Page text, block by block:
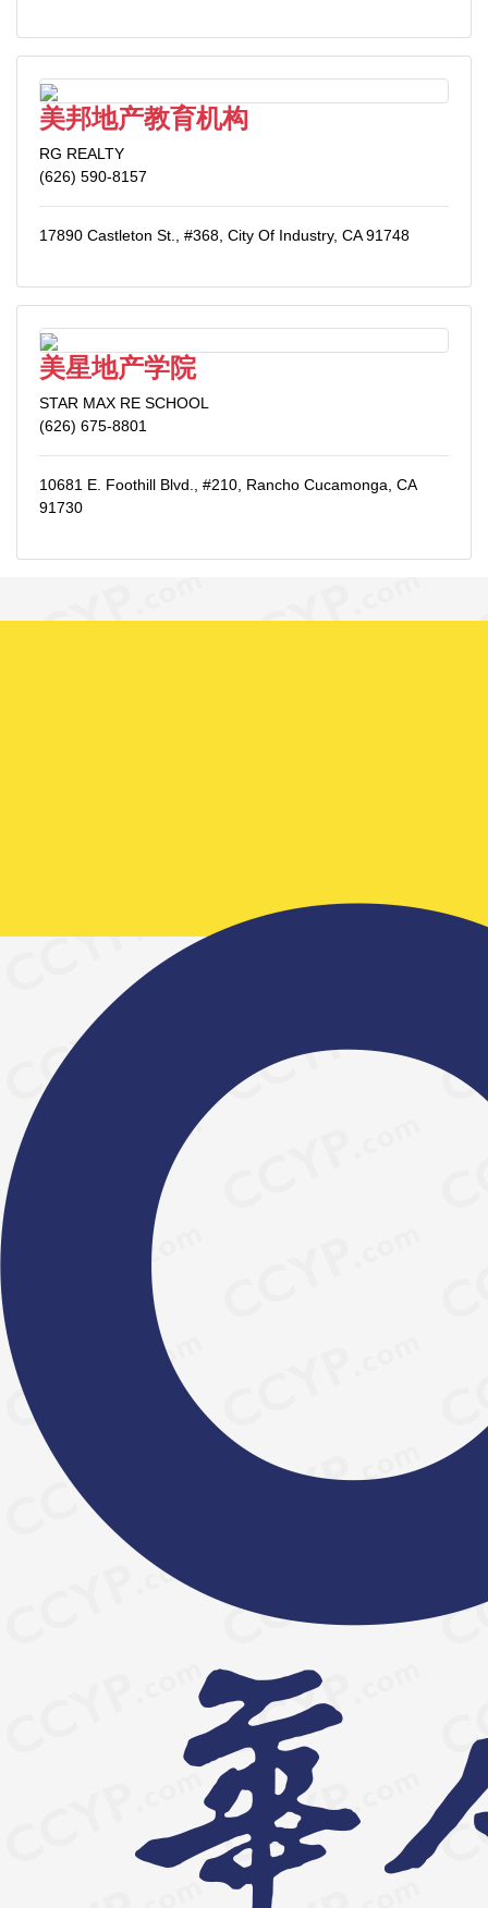
美邦地产教育机构
RG REALTY
(626) 590-8157
17890 Castleton St., #368, City Of Industry, CA 91748
美星地产学院
STAR MAX RE SCHOOL
(626) 675-8801
10681 E. Foothill Blvd., #210, Rancho Cucamonga, CA
91730